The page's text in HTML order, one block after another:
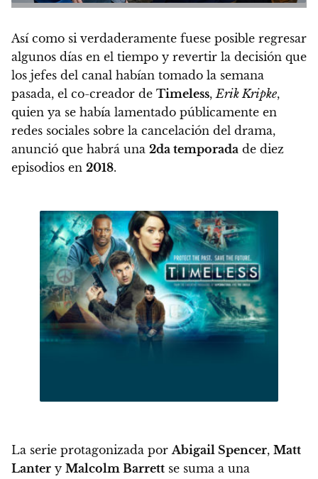
Así como si verdaderamente fuese posible regresar
algunos días en el tiempo y revertir la decisión que
los jefes del canal habían tomado la semana
pasada, el co-creador de Timeless,Erik Kripke,
quien ya se había lamentado públicamente en
redes sociales sobre la cancelación del drama,
anunció que habrá una 2da temporada de diez
episodios en 2018.
La serie protagonizada porAbigail Spencer, Matt
Lanter y Malcolm Barrett se suma a una